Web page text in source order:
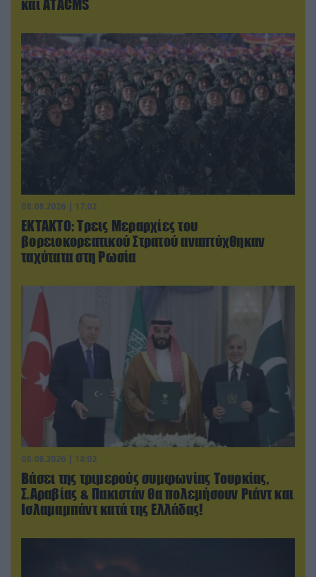
και ΑΤΑCMS
08.08.2026 | 17:02
ΕΚΤΑΚΤΟ: Τρεις Μεραρχίες του
βορειοκορεατικού Στρατού αναπτύχθηκαν
ταχύτατα στη Ρωσία
08.08.2026 | 18:02
Βάσει της τριμερούς συμφωνίας Τουρκίας,
Σ.Αραβίας & Πακιστάν θα πολεμήσουν Ριάντ και
Ισλαμαμπάντ κατά της Ελλάδας!